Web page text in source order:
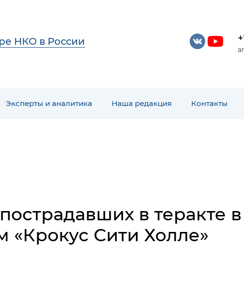
НКО в России
Эксперты и аналитика Наша редакция Контакты
в теракте в
«Крокус Сити Холле»